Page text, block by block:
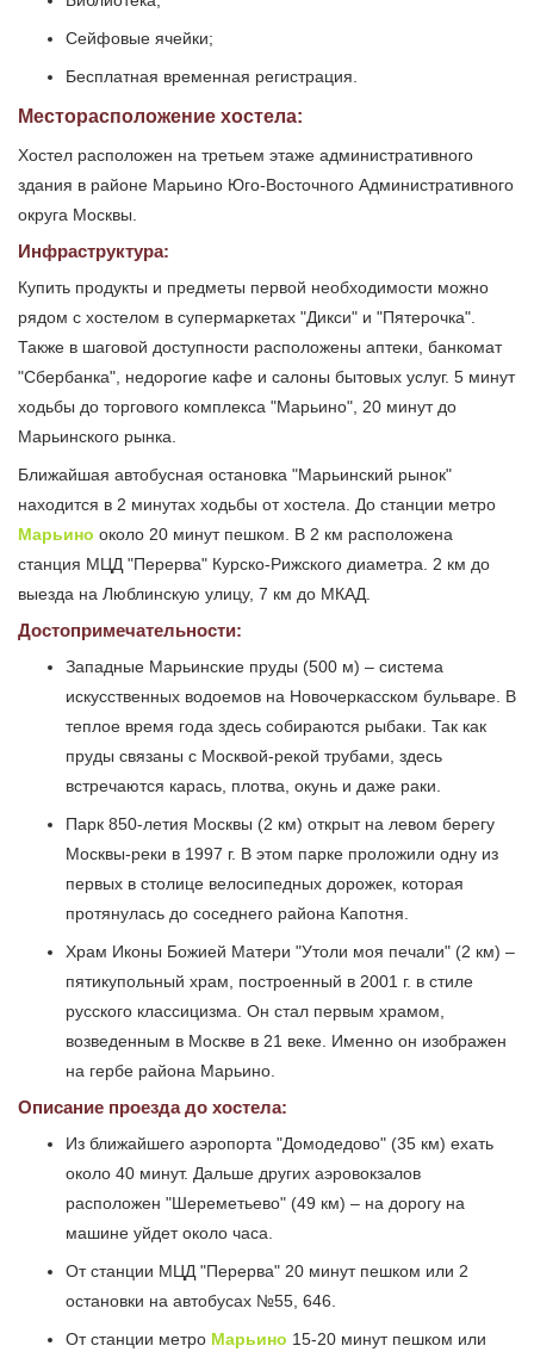
Сейфовые ячейки;
Бесплатная временная регистрация.
Месторасположение хостела:
Хостел расположен на третьем этаже административного
здания в районе Марьино Юго-Восточного Административного
округа Москвы.
Инфраструктура:
Купить продукты и предметы первой необходимости можно
рядом с хостелом в супермаркетах "Дикси" и "Пятерочка".
Также в шаговой доступности расположены аптеки, банкомат
"Сбербанка", недорогие кафе и салоны бытовых услуг. 5 минут
ходьбы до торгового комплекса "Марьино", 20 минут до
Марьинского рынка.
Ближайшая автобусная остановка "Марьинский рынок"
находится в 2 минутах ходьбы от хостела. До станции метро
Марьино около 20 минут пешком. В 2 км расположена
станция МЦД "Перерва" Курско-Рижского диаметра. 2 км до
выезда на Люблинскую улицу, 7 км до МКАД.
Достопримечательности:
Западные Марьинские пруды (500 м) – система
искусственных водоемов на Новочеркасском бульваре. В
теплое время года здесь собираются рыбаки. Так как
пруды связаны с Москвой-рекой трубами, здесь
встречаются карась, плотва, окунь и даже раки.
Парк 850-летия Москвы (2 км) открыт на левом берегу
Москвы-реки в 1997 г. В этом парке проложили одну из
первых в столице велосипедных дорожек, которая
протянулась до соседнего района Капотня.
Храм Иконы Божией Матери "Утоли моя печали" (2 км) –
пятикупольный храм, построенный в 2001 г. в стиле
русского классицизма. Он стал первым храмом,
возведенным в Москве в 21 веке. Именно он изображен
на гербе района Марьино.
Описание проезда до хостела:
Из ближайшего аэропорта "Домодедово" (35 км) ехать
около 40 минут. Дальше других аэровокзалов
расположен "Шереметьево" (49 км) – на дорогу на
машине уйдет около часа.
От станции МЦД "Перерва" 20 минут пешком или 2
остановки на автобусах №55, 646.
От станции метро Марьино 15-20 минут пешком или